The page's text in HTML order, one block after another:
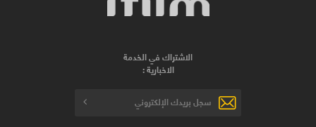
الاشتراك في الخدمة
الاخبارية :